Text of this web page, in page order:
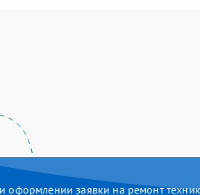
оформлении заявки на ремонт